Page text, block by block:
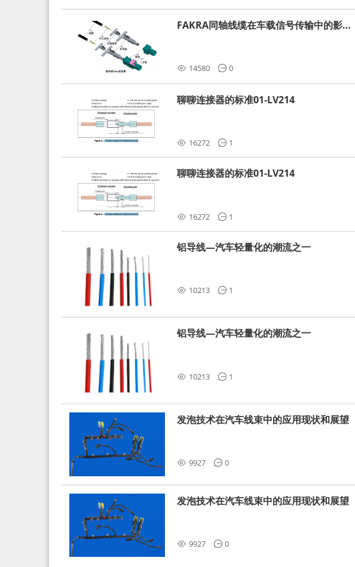
FAKRA同轴线缆在车载信号传输中的影响
14580 0
聊聊连接器的标准01-LV214
16272 1
聊聊连接器的标准01-LV214
16272 1
铝导线—汽车轻量化的潮流之一
10213 1
铝导线—汽车轻量化的潮流之一
10213 1
发泡技术在汽车线束中的应用现状和展望
9927 0
发泡技术在汽车线束中的应用现状和展望
9927 0